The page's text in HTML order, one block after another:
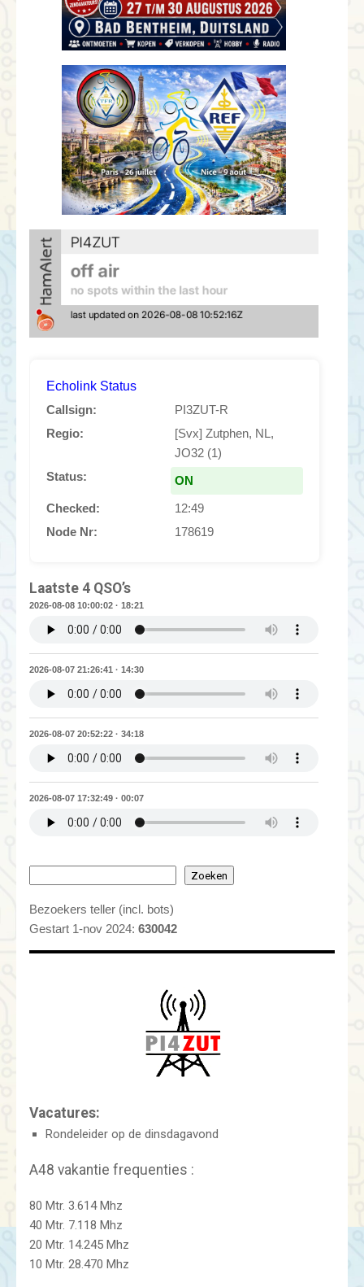
Echolink Status
Callsign:
PI3ZUT-R
Regio:
[Svx] Zutphen, NL,
JO32 (1)
Status:
ON
Checked:
12:49
Node Nr:
178619
Laatste 4 QSO’s
2026-08-08 10:00:02 · 18:21
2026-08-07 21:26:41 · 14:30
2026-08-07 20:52:22 · 34:18
2026-08-07 17:32:49 · 00:07
Zoeken
Bezoekers teller (incl. bots)
Gestart 1-nov 2024: 630042
Vacatures:
Rondeleider op de dinsdagavond
A48 vakantie frequenties :
80 Mtr. 3.614 Mhz
40 Mtr. 7.118 Mhz
20 Mtr. 14.245 Mhz
10 Mtr. 28.470 Mhz